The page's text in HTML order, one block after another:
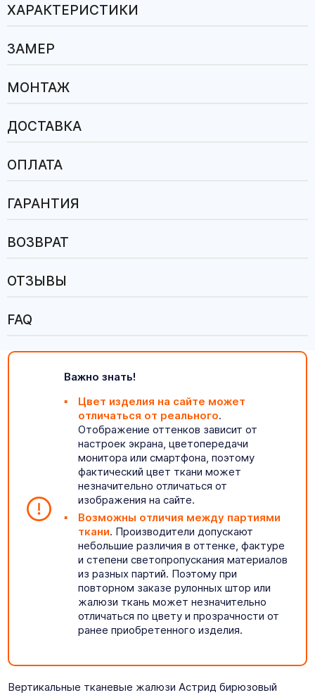
ХАРАКТЕРИСТИКИ
ЗАМЕР
МОНТАЖ
ДОСТАВКА
ОПЛАТА
ГАРАНТИЯ
ВОЗВРАТ
ОТЗЫВЫ
FAQ
Важно знать!
Цвет изделия на сайте может
отличаться от реального.
Отображение оттенков зависит от
настроек экрана, цветопередачи
монитора или смартфона, поэтому
фактический цвет ткани может
незначительно отличаться от
изображения на сайте.
Возможны отличия между партиями
ткани. Производители допускают
небольшие различия в оттенке, фактуре
и степени светопропускания материалов
из разных партий. Поэтому при
повторном заказе рулонных штор или
жалюзи ткань может незначительно
отличаться по цвету и прозрачности от
ранее приобретенного изделия.
Вертикальные тканевые жалюзи Астрид бирюзовый